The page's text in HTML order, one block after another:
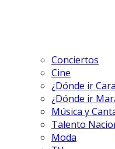
Conciertos
Cine
¿Dónde ir
¿Dónde ir
Música y
Talento
Moda